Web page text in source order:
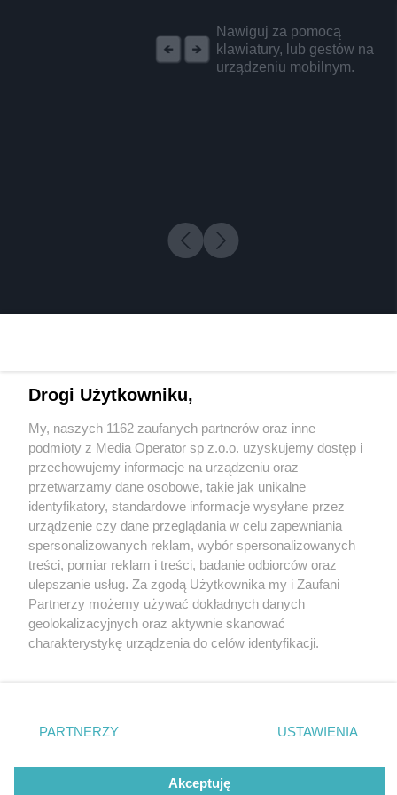
Nawiguj za pomocą
klawiatury, lub gestów na
urządzeniu mobilnym.
2 / 0
Wydawca mediów lokalnych
Nie zapomnij
zapoznać się z:
polityką prywatności regulamin korzystania z portali
Twojemiasto
Piekary Śląskie
Chorzów
Tarnowskie Góry
Gliwice
Skontakuj sięz nami
Kontakt
Wydawca
Redakcja
Drogi Użytkowniku,
My, naszych 1162 zaufanych partnerów oraz inne
podmioty z Media Operator sp z.o.o. uzyskujemy dostęp i
przechowujemy informacje na urządzeniu oraz
przetwarzamy dane osobowe, takie jak unikalne
identyfikatory, standardowe informacje wysyłane przez
urządzenie czy dane przeglądania w celu zapewniania
spersonalizowanych reklam, wybór spersonalizowanych
treści, pomiar reklam i treści, badanie odbiorców oraz
ulepszanie usług. Za zgodą Użytkownika my i Zaufani
Partnerzy możemy używać dokładnych danych
geolokalizacyjnych oraz aktywnie skanować
charakterystykę urządzenia do celów identyfikacji.
zmienić/wycofać klikając przycisk ustawień prywatności
znajdujący się w lewym dolnym rogu strony
rodzaje przetwarzania danych nie wymagają zgody
użytkownika, ale masz prawo sprzeciwić się takiemu
PARTNERZY USTAWIENIA
Akceptuję